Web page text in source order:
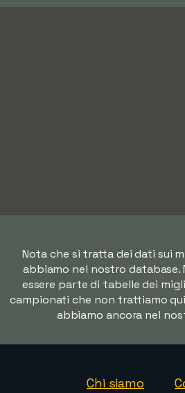
Nota che si tratta dei dati sui
abbiamo nel nostro database.
essere parte di tabelle dei
campionati che non trattiamo
abbiamo ancora nel
Chi siamo